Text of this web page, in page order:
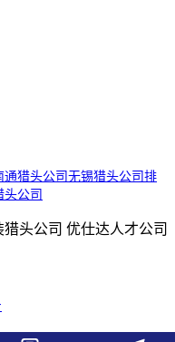
通猎头公司 无锡猎头公司排
头公司
头公司 优仕达人才公司